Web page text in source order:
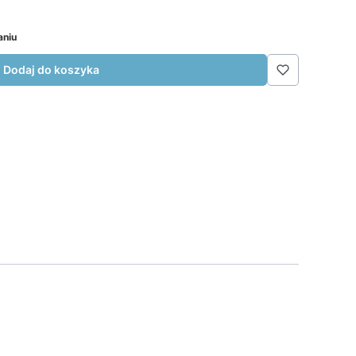
Dodaj do koszyka